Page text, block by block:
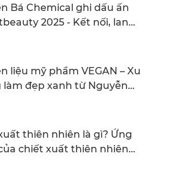
Bá Chemical ghi dấu ấn
2025 - Kết nối, lan
liệu mỹ phẩm VEGAN – Xu
làm đẹp xanh từ Nguyễn
thiên nhiên là gì? Ứng
chiết xuất thiên nhiên